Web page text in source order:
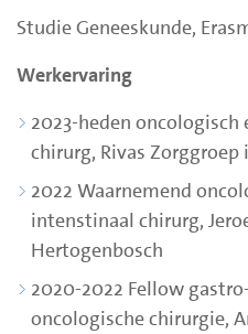
Studie Geneeskunde,
Werkervaring
2023-heden
chirurg, Rivas Zorggroep
2022 Waarnemend
intenstinaal chirurg,
Hertogenbosch
2020-2022 Fellow
oncologische chirurgie,